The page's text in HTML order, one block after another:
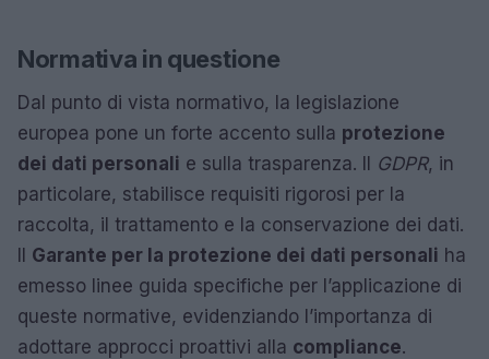
Normativa in questione
Dal punto di vista normativo, la legislazione
europea pone un forte accento sulla protezione
dei dati personali e sulla trasparenza. Il GDPR, in
particolare, stabilisce requisiti rigorosi per la
raccolta, il trattamento e la conservazione dei dati.
Il Garante per la protezione dei dati personali ha
emesso linee guida specifiche per l’applicazione di
queste normative, evidenziando l’importanza di
adottare approcci proattivi alla compliance.